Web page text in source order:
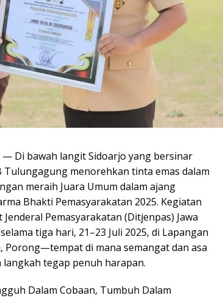
Di bawah langit Sidoarjo yang bersinar
Tulungagung menorehkan tinta emas dalam
meraih Juara Umum dalam ajang
Bhakti Pemasyarakatan 2025. Kegiatan
Pemasyarakatan (Ditjenpas) Jawa
tiga hari, 21–23 Juli 2025, di Lapangan
Porong—tempat di mana semangat dan asa
tegap penuh harapan.
Dalam Cobaan, Tumbuh Dalam